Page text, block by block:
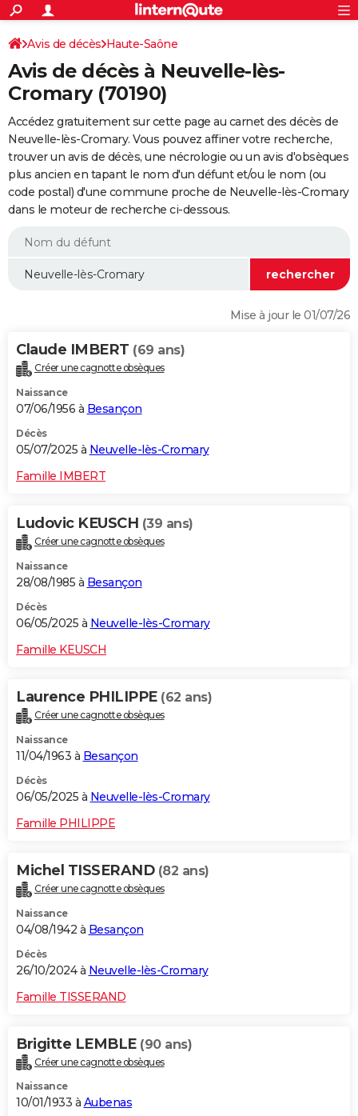
ACTUALITÉS
Politique
Société
Faits Divers
Education
Monde
Villes
+
SPORT
Coupe du monde 2026
Football
Tennis
Cyclisme
Rugby
Forum
FINANCE
Retraite
Impôts
Epargne
Immobilier
Risques naturels par ville
Banque
Assurance
Crédit
Essais
Réserver un essai
Citadines
Berlines
SUV
Forum auto
+
HIGH-TECH
Mobiles
Meilleur smartphone
Internet
Ordinateurs
Jeux vidéo
Guide high-tech
+
BRICOLAGE
Forum
Aménagement intérieur
Extérieur
Cuisine
Salle de bains
Jardinage
Rangement
WEEK-END
Guides de France
Escapades
Patrimoine
Expositions
Musées
Week-end nature
LIFESTYLE
Alimentation
Guide de la santé
Maladies
Médicaments
Sommeil
VOYAGE
Destinations
City break
Voyage nature
Voyage de noces
Forum
Climat
+PHOTO
GUIDES D'ACHAT
BONS PLANS
CARTE DE VOEUX
Dictionnaire
Biographies
Citations
Expressions
Proverbes
PROGRAMME TV
COPAINS D'AVANT
S'inscrire
Se connecter
Lycées
Collèges
Primaires
Universités
Entreprises
Service militaire
Avis de recherche
AVIS DE DÉCÈS
S'inscrire
Connexion
Avis de décès Haute-Saône
Avis de décès à Neuvelle-lès-
Cromary (70190)
Accédez gratuitement sur cette page au carnet des décès de
Neuvelle-lès-Cromary. Vous pouvez affiner votre recherche,
trouver un avis de décès, une nécrologie ou un avis d'obsèques
plus ancien en tapant le nom d'un défunt et/ou le nom (ou
code postal) d'une commune proche de Neuvelle-lès-Cromary
dans le moteur de recherche ci-dessous.
Mise à jour le 01/07/26
Claude IMBERT (69 ans)
Créer une cagnotte obsèques
Naissance
07/06/1956 à Besançon
Décès
05/07/2025 à Neuvelle-lès-Cromary
Famille IMBERT
Ludovic KEUSCH (39 ans)
Créer une cagnotte obsèques
Naissance
28/08/1985 à Besançon
Décès
06/05/2025 à Neuvelle-lès-Cromary
Famille KEUSCH
Laurence PHILIPPE (62 ans)
Créer une cagnotte obsèques
Naissance
11/04/1963 à Besançon
Décès
06/05/2025 à Neuvelle-lès-Cromary
Famille PHILIPPE
Michel TISSERAND (82 ans)
Créer une cagnotte obsèques
Naissance
04/08/1942 à Besançon
Décès
26/10/2024 à Neuvelle-lès-Cromary
Famille TISSERAND
Brigitte LEMBLE (90 ans)
Créer une cagnotte obsèques
Naissance
10/01/1933 à Aubenas